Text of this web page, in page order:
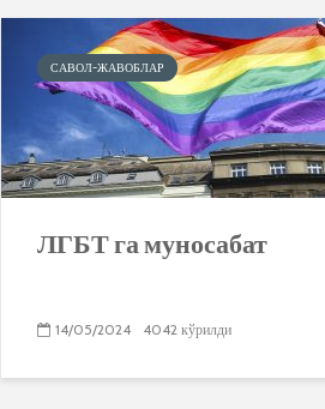
САВОЛ-ЖАВОБЛАР
ЛГБТ га муносабат
14/05/2024 4042 кўрилди